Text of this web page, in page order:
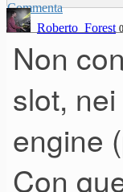
Our
award-
Engine
greatly
all in
Commenta
Roberto_Forest
Non
slot,
engine
Con